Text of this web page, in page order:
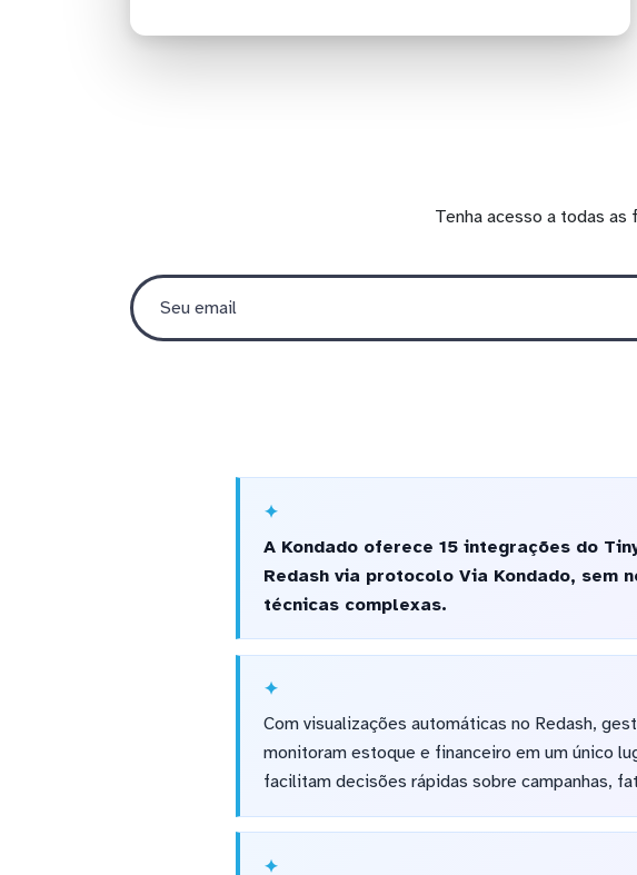
Tenha acesso a todas
A Kondado oferece 15 integrações do
Redash via protocolo Via Kondado, sem
técnicas complexas.
Com visualizações automáticas no Redash,
monitoram estoque e financeiro em um único
facilitam decisões rápidas sobre campanhas,